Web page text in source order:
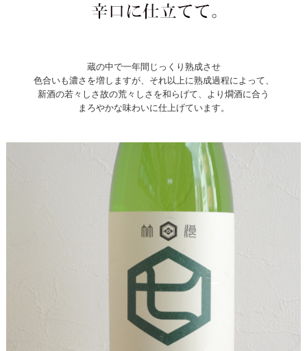
蔵の中で一年間じっくり熟成させ
色合いも濃さを増しますが、それ以上に熟成過程によって、
新酒の若々しさ故の荒々しさを和らげて、より燗酒に合う
まろやかな味わいに仕上げています。